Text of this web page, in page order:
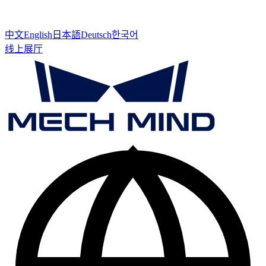
中文English 日本語Deutsch한국어
线上展厅